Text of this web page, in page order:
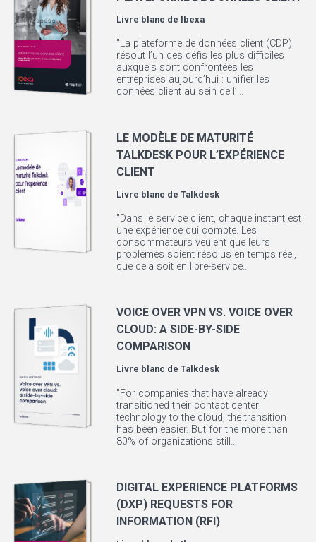
Livre blanc de Ibexa
"La plateforme de données client (CDP)
résout l’un des défis les plus difficiles
auxquels sont confrontées les
entreprises aujourd’hui : unifier les
données client au sein de l’...
LE MODÈLE DE MATURITÉ
TALKDESK POUR L’EXPÉRIENCE
CLIENT
Livre blanc deTalkdesk
"Dans le service client, chaque instant est
une expérience qui compte. Les
consommateurs veulent que leurs
problèmes soient résolus en temps réel,
que cela soit en libre-service...
VOICE OVER VPN VS. VOICE OVER
CLOUD: A SIDE-BY-SIDE
COMPARISON
Livre blanc deTalkdesk
"For companies that have already
transitioned their contact center
technology to the cloud, the transition
has been easier. But for the more than
80% of organizations still...
DIGITAL EXPERIENCE PLATFORMS
(DXP) REQUESTS FOR
INFORMATION (RFI)